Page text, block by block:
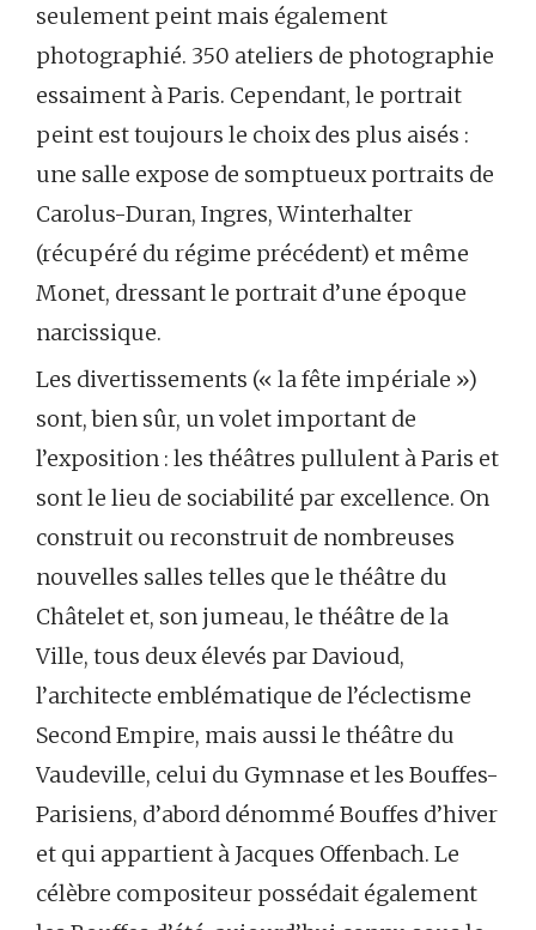
seulement peint mais également
photographié. 350 ateliers de photographie
essaiment à Paris. Cependant, le portrait
peint est toujours le choix des plus aisés :
une salle expose de somptueux portraits de
Carolus-Duran, Ingres, Winterhalter
(récupéré du régime précédent) et même
Monet, dressant le portrait d’une époque
narcissique.
Les divertissements (« la fête impériale »)
sont, bien sûr, un volet important de
l’exposition : les théâtres pullulent à Paris et
sont le lieu de sociabilité par excellence. On
construit ou reconstruit de nombreuses
nouvelles salles telles que le théâtre du
Châtelet et, son jumeau, le théâtre de la
Ville, tous deux élevés par Davioud,
l’architecte emblématique de l’éclectisme
Second Empire, mais aussi le théâtre du
Vaudeville, celui du Gymnase et les Bouffes-
Parisiens, d’abord dénommé Bouffes d’hiver
et qui appartient à Jacques Offenbach. Le
célèbre compositeur possédait également